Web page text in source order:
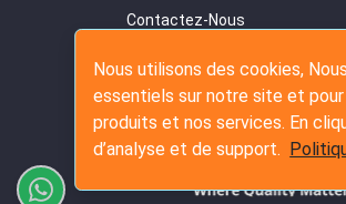
Contactez-Nous
Nous utilisons des cookies,
essentiels sur notre site et
produits et nos services. En
d’analyse et de support.